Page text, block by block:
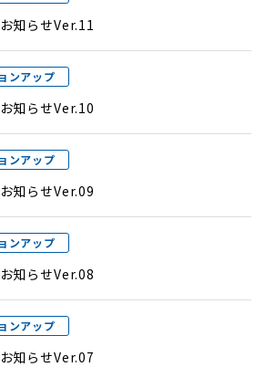
知らせVer.11
ンアップ
知らせVer.10
ンアップ
知らせVer.09
ンアップ
知らせVer.08
ンアップ
知らせVer.07